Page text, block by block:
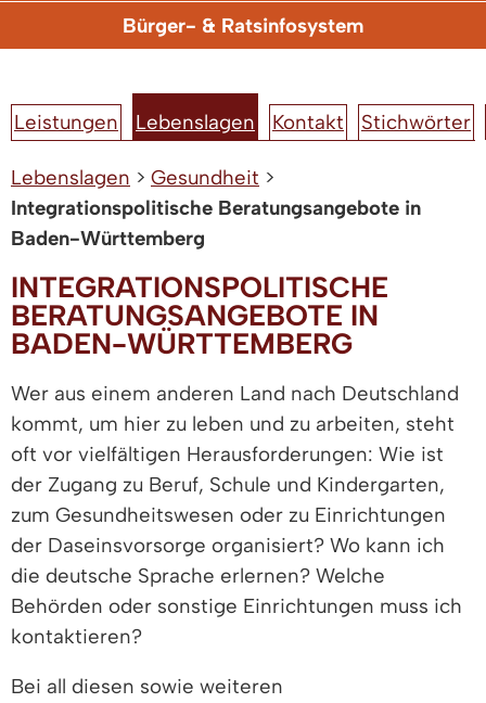
Bürger- & Ratsinfosystem
Leistungen Lebenslagen Kontakt Stichwörter
Lebenslagen > Gesundheit >
Integrationspolitische Beratungsangebote in
Baden-Württemberg
INTEGRATIONSPOLITISCHE
BERATUNGSANGEBOTE IN
BADEN-WÜRTTEMBERG
Wer aus einem anderen Land nach Deutschland
kommt, um hier zu leben und zu arbeiten, steht
oft vor vielfältigen Herausforderungen: Wie ist
der Zugang zu Beruf, Schule und Kindergarten,
zum Gesundheitswesen oder zu Einrichtungen
der Daseinsvorsorge organisiert? Wo kann ich
die deutsche Sprache erlernen? Welche
Behörden oder sonstige Einrichtungen muss ich
kontaktieren?
Bei all diesen sowie weiteren